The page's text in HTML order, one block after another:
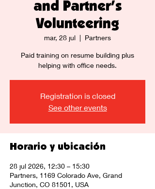
and Partner's
Volunteering
mar, 28 jul
  |
Partners
Paid training on resume building plus
helping with office needs.
Registration is closed
See other events
Horario y ubicación
28 jul 2026, 12:30 – 15:30
Partners, 1169 Colorado Ave, Grand
Junction, CO 81501, USA